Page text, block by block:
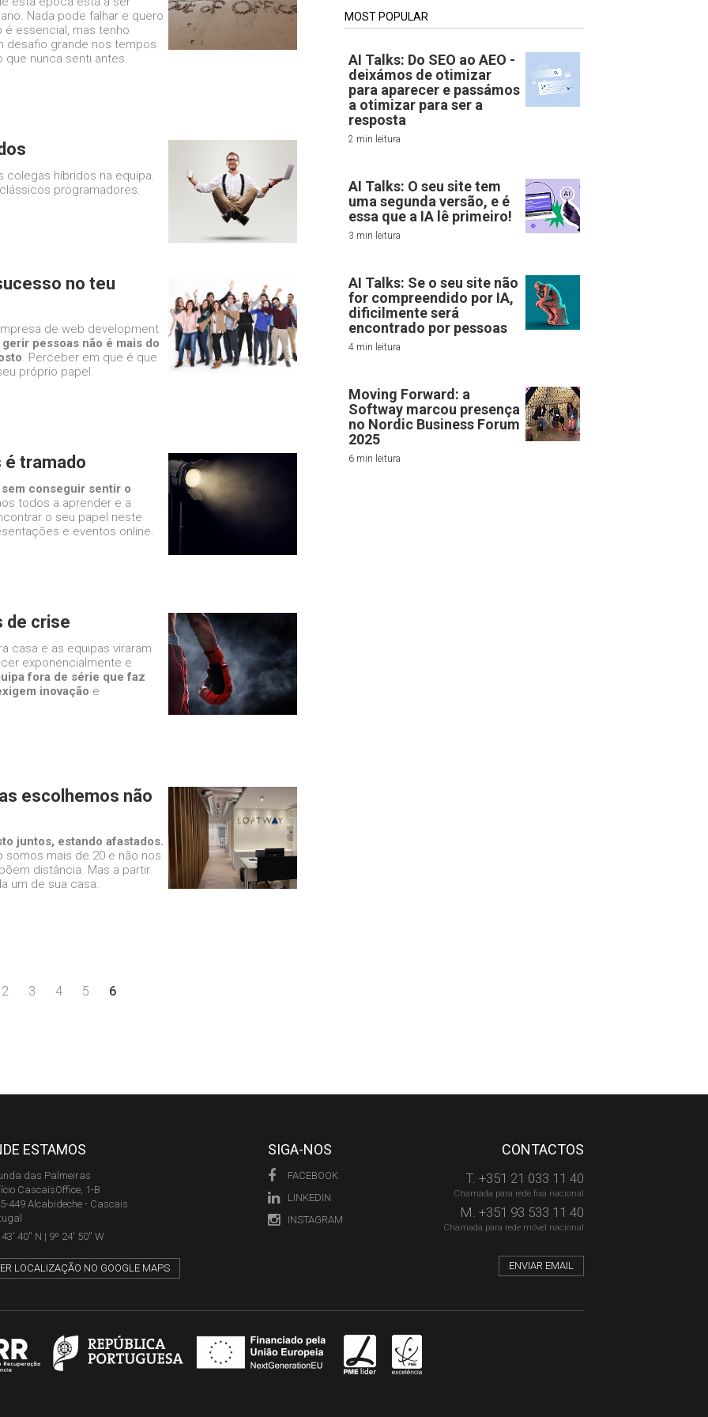
Nada pode falhar e quero
essencial, mas tenho
desafio grande nos tempos
nunca senti antes.
híbridos na equipa.
programadores.
no teu
de web development
gerir pessoas não é mais do
. Perceber em que é que
próprio papel.
é tramado
conseguir sentir o
todos a aprender e a
o seu papel neste
e eventos online.
de crise
casa e as equipas viraram
exponencialmente e
fora de série que faz
inovação e
escolhemos não
juntos, estando afastados.
somos mais de 20 e não nos
distância. Mas a partir
um de sua casa.
2 3 4 5 6
MOST POPULAR
AI Talks: Do SEO ao AEO -
deixámos de otimizar
para aparecer e passámos
a otimizar para ser a
resposta
2 min leitura
AI Talks: O seu site tem
uma segunda versão, e é
essa que a IA lê primeiro!
3 min leitura
AI Talks: Se o seu site não
for compreendido por IA,
dificilmente será
encontrado por pessoas
4 min leitura
Moving Forward: a
Softway marcou presença
no Nordic Business Forum
2025
6 min leitura
ESTAMOS
das Palmeiras
CascaisOffice, 1-B
449 Alcabideche - Cascais
43' 40'' N | 9º 24' 50'' W
LOCALIZAÇÃO NO GOOGLE MAPS
SIGA-NOS
FACEBOOK
LINKEDIN
INSTAGRAM
CONTACTOS
T. +351 21 033 11 40
Chamada para rede fixa nacional
M. +351 93 533 11 40
Chamada para rede móvel nacional
ENVIAR EMAIL